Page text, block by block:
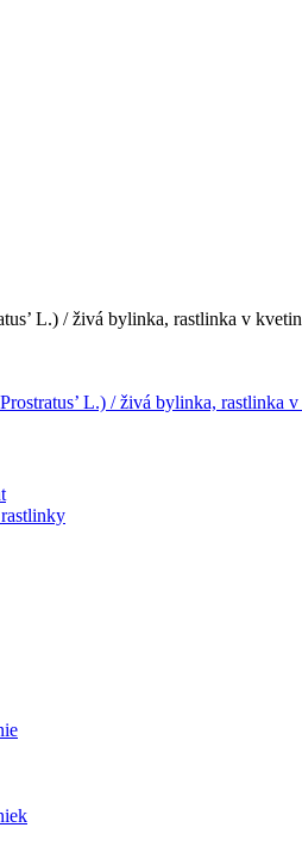
L.) / živá bylinka, rastlinka v
L.) / živá bylinka, rastlinka